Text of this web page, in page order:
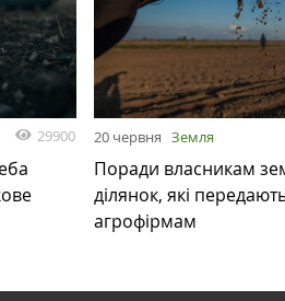
29900 20 червня Земля
Поради власникам
ділянок, які
агрофірмам